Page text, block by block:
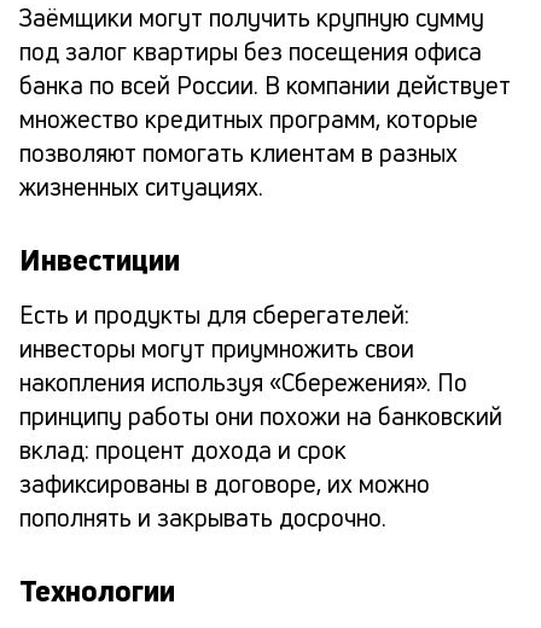
Заёмщики могут получить крупную сумму
под залог квартиры без посещения офиса
банка по всей России. В компании действует
множество кредитных программ, которые
позволяют помогать клиентам в разных
жизненных ситуациях.
Инвестиции
Есть и продукты для сберегателей:
инвесторы могут приумножить свои
накопления используя «Сбережения». По
принципу работы они похожи на банковский
вклад: процент дохода и срок
зафиксированы в договоре, их можно
пополнять и закрывать досрочно.
Технологии